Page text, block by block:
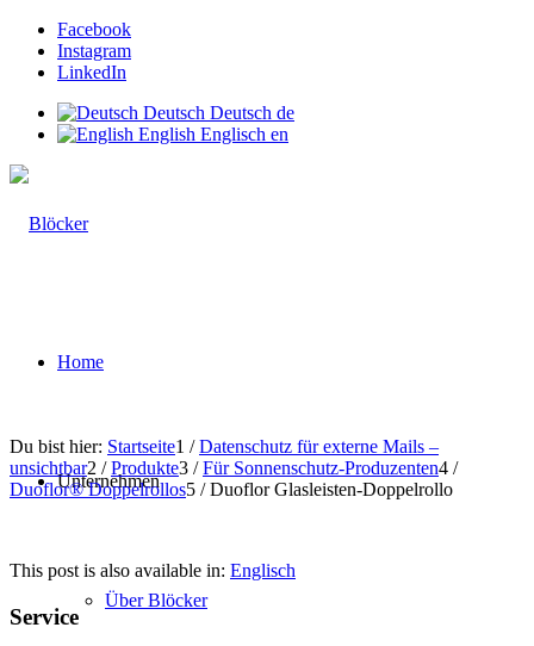
Facebook
Instagram
LinkedIn
Deutsch Deutsch de
English Englisch en
Home
Unternehmen
Über Blöcker
Du bist hier: Startseite1 / Datenschutz für externe Mails –
unsichtbar2 / Produkte3 / Für Sonnenschutz-Produzenten4 /
Duoflor® Doppelrollos5 / Duoflor Glasleisten-Doppelrollo
This post is also available in: Englisch
Service